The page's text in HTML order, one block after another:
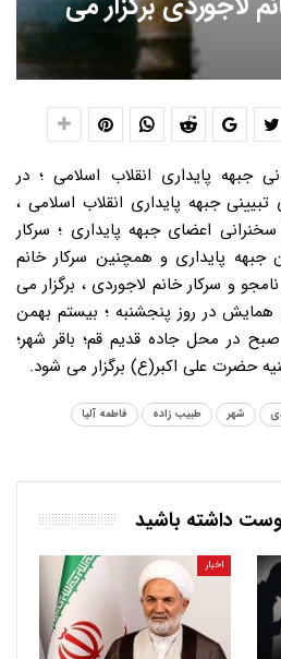
جبهه پایداری انقلاب اسلامی ؛ در
جبهه پایداری انقلاب اسلامی ،
اعضای جبهه پایداری ؛ سرکار
جبهه پایداری و همچنین سرکار خانم
و سرکار خانم لاجوردی ، برگزار می
همایش در روز پنجشنبه ؛ بیستم بهمن
ماه سال جاری؛ از ساعت ۹ صبح در محل جاده قدیم قم؛ باقر شهر؛
حضرت علی اکبر(ع) برگزار می شود.
شهر طبیب زاده
فاطمه آلیا
داشته باشید
اخبار